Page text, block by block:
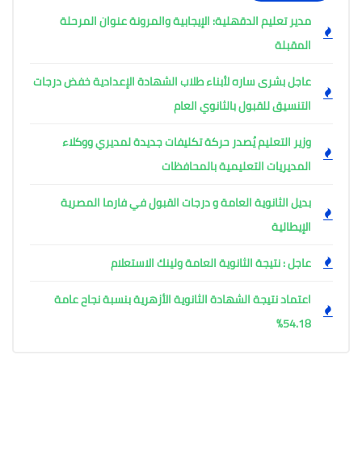
مدير تعليم الدقهلية: الإيجابية والمرونة عنوان المرحلة
المقبلة
عاجل بشرى ساره لأبناء طلاب الشهادة الإعدادية خفض درجات
التنسيق للقبول بالثانوي العام
وزير التعليم يُصدر حركة تكليفات جديدة لمديري ووكلاء
المديريات التعليمية بالمحافظات
بديل الثانوية العامة و درجات القبول في فارما المصرية
الإيطالية
عاجل : نتيجة الثانوية العامة ولينك الاستعلام
اعتماد نتيجة الشهادة الثانوية الأزهرية بنسبة نجاح عامة
54.18%